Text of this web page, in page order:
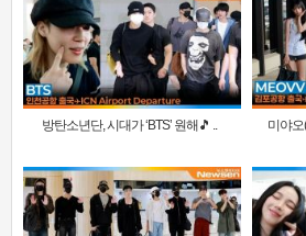
방탄소년단, 시대가 ‘BTS’ 원해🎵 ..
미야오